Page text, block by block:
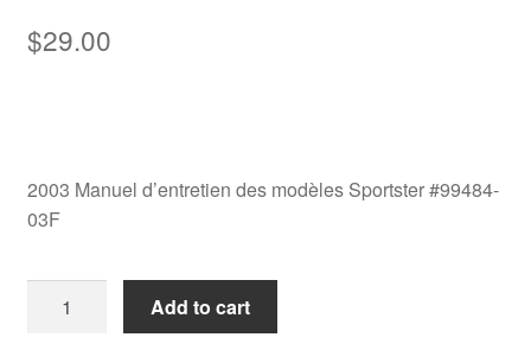
$29.00
2003 Manuel d’entretien des modèles Sportster #99484-
03F
2003
Add to cart